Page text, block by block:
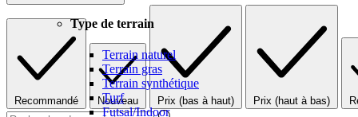
Type de terrain
Terrain naturel
Terrain gras
Terrain synthétique
Turf
Futsal/Indoor
Recommandé Nouveau Prix (bas à haut) Prix (haut à bas)